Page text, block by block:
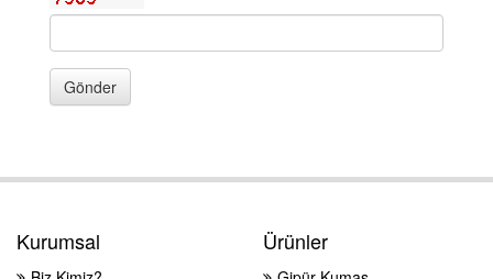
Gönder
Kurumsal Ürünler